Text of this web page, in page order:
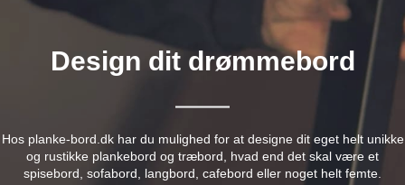
Design dit drømmebord
Hos planke-bord.dk har du mulighed for at designe dit eget helt unikke
og rustikke plankebord og træbord, hvad end det skal være et
spisebord, sofabord, langbord, cafebord eller noget helt femte.